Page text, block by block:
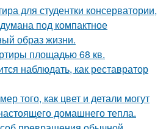
для студентки консерватории,
под компактное
образ жизни.
площадью 68 кв.
наблюдать, как реставратор
того, как цвет и детали могут
домашнего тепла.